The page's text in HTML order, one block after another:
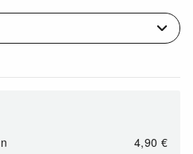
4,90 €